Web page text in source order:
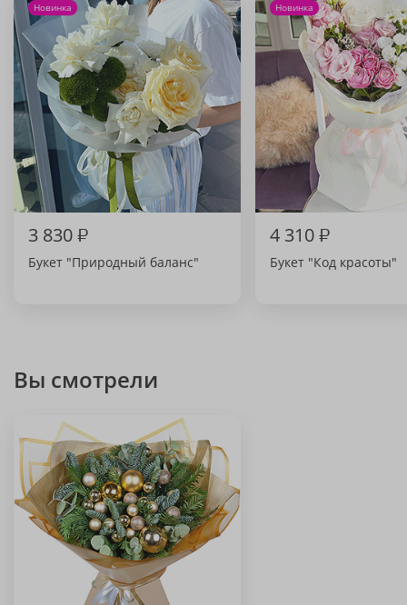
Новинка
3 830₽
Букет "Природный баланс"
Новинка
4 310₽
Букет "Код красоты"
Вы смотрели